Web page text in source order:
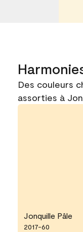
Des couleurs
assorties à
Jonquille Pâle
2017-60